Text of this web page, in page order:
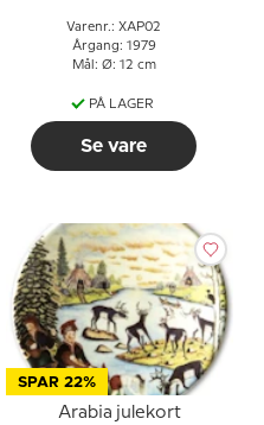
Varenr.: XAP02
Årgang: 1979
Mål: Ø: 12 cm
PÅ LAGER
Se vare
SPAR 22%
Arabia julekort